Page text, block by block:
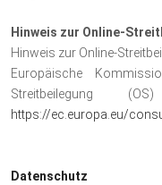
Hinweis zur Online-
Hinweis zur Online-
Europäische
Streitbeilegung
https://ec.europa.eu/
Datenschutz